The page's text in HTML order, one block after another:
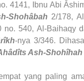
4141, Ibnu Abi
Shohâbah 2/178,
no. 540, Al-Baihaqy
-nya 3/346.
Ash-Shohîhah
yang paling